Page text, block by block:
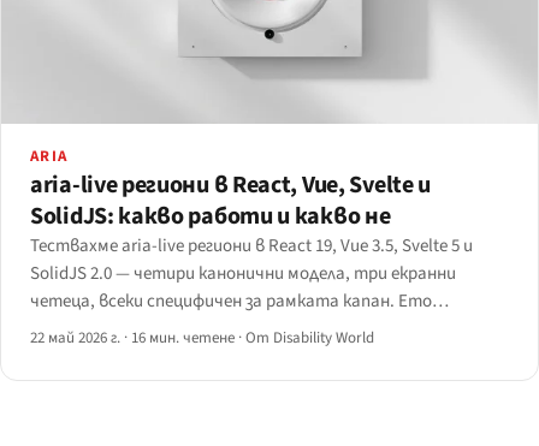
ARIA
aria-live региони в React, Vue, Svelte и
SolidJS: какво работи и какво не
Тествахме aria-live региони в React 19, Vue 3.5, Svelte 5 и
SolidJS 2.0 — четири канонични модела, три екранни
четеца, всеки специфичен за рамката капан. Ето
матрицата на поведението, добрия срещу лошия код и
22 май 2026 г. · 16 мин. четене ·От Disability World